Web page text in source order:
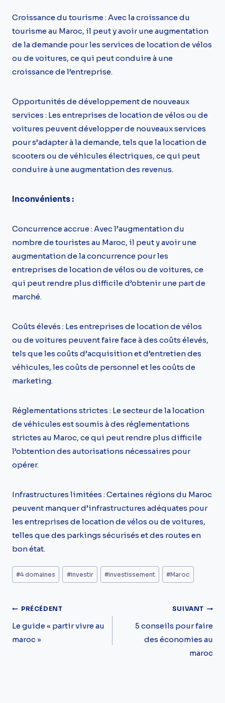
Croissance du tourisme : Avec la croissance du
tourisme au Maroc, il peut y avoir une augmentation
de la demande pour les services de location de vélos
ou de voitures, ce qui peut conduire à une
croissance de l’entreprise.
Opportunités de développement de nouveaux
services : Les entreprises de location de vélos ou de
voitures peuvent développer de nouveaux services
pour s’adapter à la demande, tels que la location de
scooters ou de véhicules électriques, ce qui peut
conduire à une augmentation des revenus.
Inconvénients :
Concurrence accrue : Avec l’augmentation du
nombre de touristes au Maroc, il peut y avoir une
augmentation de la concurrence pour les
entreprises de location de vélos ou de voitures, ce
qui peut rendre plus difficile d’obtenir une part de
marché.
Coûts élevés : Les entreprises de location de vélos
ou de voitures peuvent faire face à des coûts élevés,
tels que les coûts d’acquisition et d’entretien des
véhicules, les coûts de personnel et les coûts de
marketing.
Réglementations strictes : Le secteur de la location
de véhicules est soumis à des réglementations
strictes au Maroc, ce qui peut rendre plus difficile
l’obtention des autorisations nécessaires pour
opérer.
Infrastructures limitées : Certaines régions du Maroc
peuvent manquer d’infrastructures adéquates pour
les entreprises de location de vélos ou de voitures,
telles que des parkings sécurisés et des routes en
bon état.
Étiquettes
de
publication :
#4 domaines #investir #investissement #Maroc
Navigation
De
PRÉCÉDENT
Le guide « partir vivre au
maroc »
SUIVANT
5 conseils pour faire
des économies au
maroc